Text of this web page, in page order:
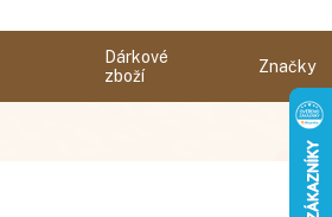
Dárkové
zboží
Značky